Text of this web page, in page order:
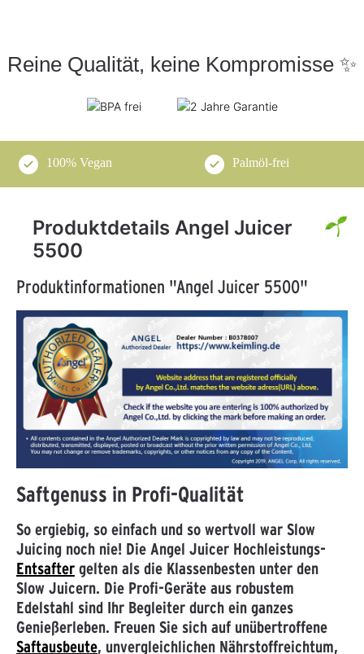
Reine Qualität, keine Kompromisse ✨
100% Vegan Palmöl-frei
Produktdetails Angel Juicer
5500
Produktinformationen "Angel Juicer 5500"
Saftgenuss in Profi-Qualität
So ergiebig, so einfach und so wertvoll war Slow
Juicing noch nie! Die Angel Juicer Hochleistungs-
Entsafter gelten als die Klassenbesten unter den
Slow Juicern. Die Profi-Geräte aus robustem
Edelstahl sind Ihr Begleiter durch ein ganzes
Genießerleben. Freuen Sie sich auf unübertroffene
Saftausbeute, unvergleichlichen Nährstoffreichtum,